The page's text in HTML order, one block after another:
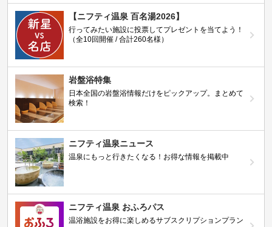
【ニフティ温泉 百名湯2026】
行ってみたい施設に投票してプレゼントを当てよう！
（全10回開催 / 合計260名様）
岩盤浴特集
日本全国の岩盤浴情報だけをピックアップ。まとめて
検索！
ニフティ温泉ニュース
温泉にもっと行きたくなる！お得な情報を掲載中
ニフティ温泉 おふろパス
温浴施設をお得に楽しめるサブスクリプションプラン